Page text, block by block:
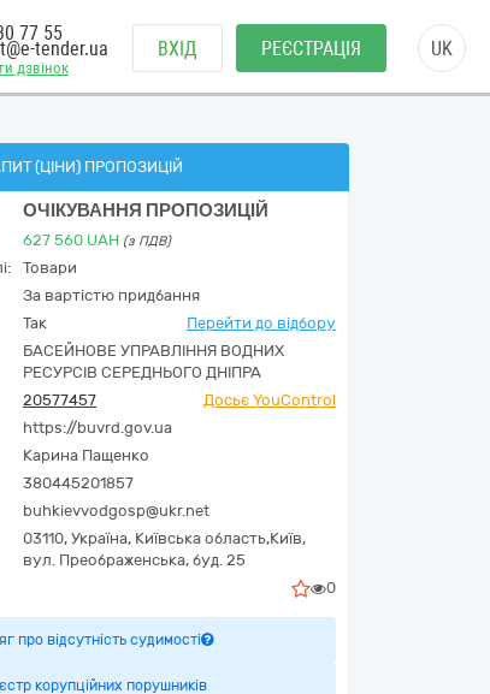
дзвінок
77 55
tender.ua ВХІД РЕЄСТРАЦІЯ UK
(ЦІНИ) ПРОПОЗИЦІЙ
ОЧІКУВАННЯ ПРОПОЗИЦІЙ
627 560 UAH (з ПДВ)
Товари
За вартістю придбання
Так Перейти до відбору
БАСЕЙНОВЕ УПРАВЛІННЯ ВОДНИХ
РЕСУРСІВ СЕРЕДНЬОГО ДНІПРА
20577457
Досьє YouControl
https://buvrd.gov.ua
Карина Пащенко
380445201857
buhkievvodgosp@ukr.net
03110, Україна, Київська область,Київ,
вул. Преображенська, буд. 25
0
про відсутність судимості
корупційних порушників